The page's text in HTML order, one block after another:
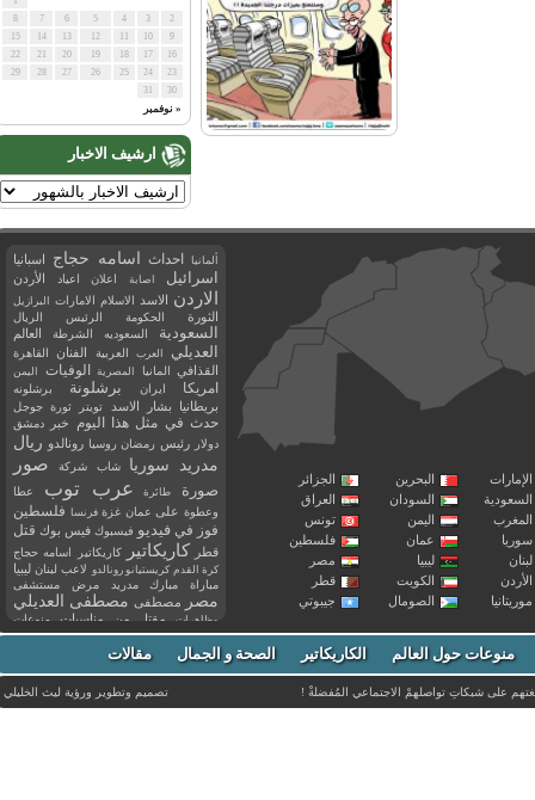
« نوفمبر
ارشيف الاخبار
البحرين
الجزائر
السودان
العراق
اليمن
تونس
عمان
فلسطين
ليبيا
مصر
الكويت
قطر
الصومال جيبوتي
ألمانيا احداث اسامه حجاج اسبانيا
اسرائيل اصابة اعلان اعياد الأردن
الاردن الاسد الاسلام الامارات البرازيل
الثورة الحكومة الرئيس الريال
السعودية السعوديه الشرطة العالم
العديلي العرب العربية الفنان القاهرة
القذافي المانيا المصرية الوفيات اليمن
امريكا ايران برشلونة برشلونه
بريطانيا بشار الاسد تويتر ثورة جوجل
حدث في مثل هذا اليوم خبر دمشق
دولار رئيس رمضان روسيا رونالدو ريال
مدريد
سوريا شاب شركة صور
صورة طائرة عرب توب
عطا
وعطوة على عمان غزة فرنسا فلسطين
فوز في فيديو فيسبوك فيس بوك قتل
قطر كاريكاتير كاريكاتير اسامه حجاج
كرة القدم كريستيانو رونالدو لاعب لبنان ليبيا
مباراة مبارك مدريد مرض مستشفى
مصر مصطفى مصطفى العديلي
مظاهرات مقتل من مناسبات
منوعات
مواليد
موت ميسي ميلان نادي نشر
وفاة وفيات يوتيوب منوعات حول العالم الكاريكاتير الصحة و الجمال مقالات
على شبكاتِ تواصلهمْ الاجتماعي المُفضلةْ ! تصميم وتطوير ورؤيةليث الخليلي